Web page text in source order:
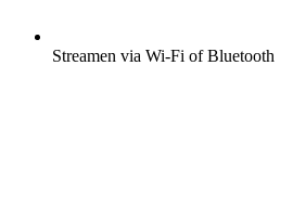
Streamen via Wi-Fi of Bluetooth